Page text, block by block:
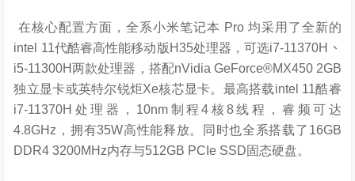
在核心配置方面， 全系小米笔记本 Pro 均采用了全新的
intel 11代酷睿高性能移动版 H35处理器，可选i7-11370H 、
i5-11300H两款处理器，搭配nVidia GeForce®MX450 2GB
独立显卡或英特尔锐炬Xe核芯显卡。最高搭载intel 11酷睿
i7-11370H 处理器， 10nm 制程4 核8线程，睿频可达
4.8GHz ，拥有35W高性能释放。同时也全系搭载了 16GB
DDR4 3200MHz内存与512GB PCIe SSD固态硬盘。